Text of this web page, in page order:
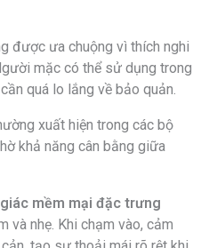
được ưa chuộng vì thích nghi
mặc có thể sử dụng trong
quá lo lắng về bảo quản.
xuất hiện trong các bộ
khả năng cân bằng giữa
mềm mại đặc trưng
và nhẹ. Khi chạm vào, cảm